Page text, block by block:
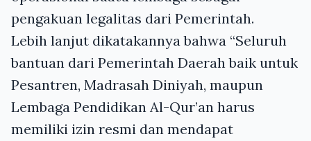
pengakuan legalitas dari Pemerintah.
Lebih lanjut dikatakannya bahwa “Seluruh
bantuan dari Pemerintah Daerah baik untuk
Pesantren, Madrasah Diniyah, maupun
Lembaga Pendidikan Al-Qur’an harus
memiliki izin resmi dan mendapat